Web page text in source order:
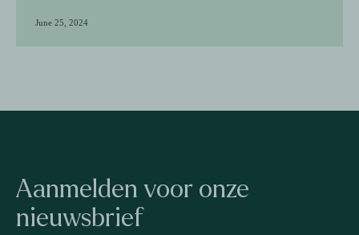
June 25, 2024
Aanmelden voor onze
nieuwsbrief